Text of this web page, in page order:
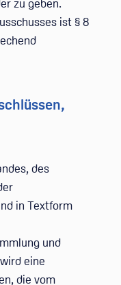
zu geben.
ist § 8
des
in Textform
und
eine
die vom